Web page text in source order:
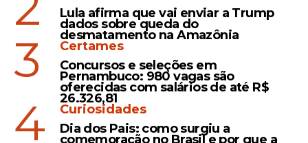
Disputa
ELEIÇÃO ARGENTINA:
Entenda como a política
BRASILEIRA influencia a
disputa entre MILEI e
MASSA
Lula afirma que vai enviar a Trump
dados sobre queda do
desmatamento na Amazônia
3
Certames
Concursos e seleções em
Pernambuco: 980 vagas são
oferecidas com salários de até R$
26.326,81
4
Curiosidades
Dia dos Pais: como surgiu a
comemoração no Brasil e por que a